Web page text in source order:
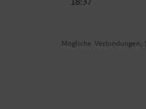
Mögliche Verbindungen,